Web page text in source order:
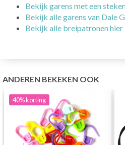
Bekijk garens met een
Bekijk alle garens van Dale
Bekijk alle breipatronen hier
ANDEREN BEKEKEN OOK
40%korting